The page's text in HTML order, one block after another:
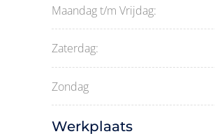
Maandag t/m Vrijdag:
Zaterdag:
Zondag
Werkplaats